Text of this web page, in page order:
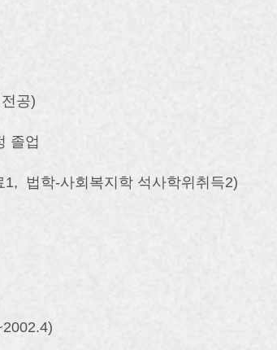
공)
졸업
법학-사회복지학 석사학위취득2)